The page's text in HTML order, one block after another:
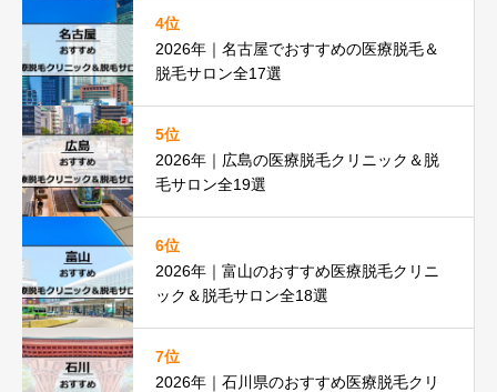
4位
2026年｜名古屋でおすすめの医療脱毛＆
脱毛サロン全17選
5位
2026年｜広島の医療脱毛クリニック＆脱
毛サロン全19選
6位
2026年｜富山のおすすめ医療脱毛クリニ
ック＆脱毛サロン全18選
7位
2026年｜石川県のおすすめ医療脱毛クリ